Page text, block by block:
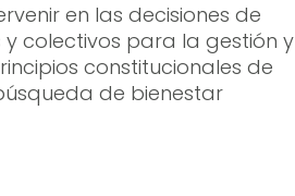
en las decisiones de
colectivos para la gestión y
constitucionales de
de bienestar